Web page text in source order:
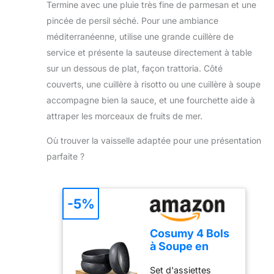
instantanée ont des
trous de
suspension, qui
peuvent être
accrochés à des
crochets ou à des
cordes de cuisine ;
le couvre-sonde
thermometre
également être
clipsé dans votre
poche pour un
transport facile.
ThermoPro devient
TempPro ! TempPro
conserve la même
de lire les chiffres
dans n'importe
qui est pratique
pour les droitiers
comme pour les
gauchers
INTELLIGENT ET
DIGITAL : Fonction
de verrouillage,
HOLD » la valeur de
température loin de
la source de chaleur
; Fonction on/off
intelligente, la
sonde du
mains grasses ou
humides, offrant
main confortable et
sans fatigue.
ERGONOMIQUE :
L'inclinaison idéale
compatible avec
tous les récipients,
marmites
barres d’accroche
rondes ou carrées,
fines ou épaisses.
PRÉCISE POUR
Termine avec une pluie très fine de parmesan et une
pincée de persil séché. Pour une ambiance
méditerranéenne, utilise une grande cuillère de
service et présente la sauteuse directement à table
sur un dessous de plat, façon trattoria. Côté
couverts, une cuillère à risotto ou une cuillère à soupe
accompagne bien la sauce, et une fourchette aide à
attraper les morceaux de fruits de mer.
Où trouver la vaisselle adaptée pour une présentation
parfaite ?
Cosumy 4 Bols
à Soupe en
Set d'assiettes
-5%